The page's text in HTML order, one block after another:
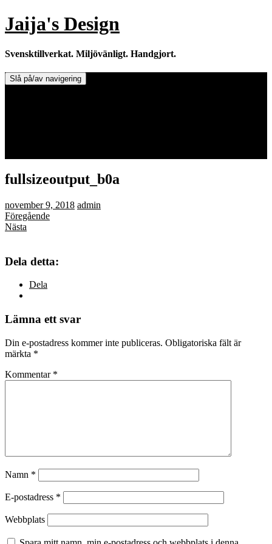
Hoppa
till
Jaija's Design
Svensktillverkat. Miljövänligt. Handgjort.
Slå på/av navigering
fullsizeoutput_b0a
november 9, 2018 admin
Föregående
Nästa
Dela detta:
Dela
Lämna ett svar
Din e-postadress kommer inte publiceras. Obligatoriska fält är
märkta *
Kommentar *
Namn *
E-postadress *
Webbplats